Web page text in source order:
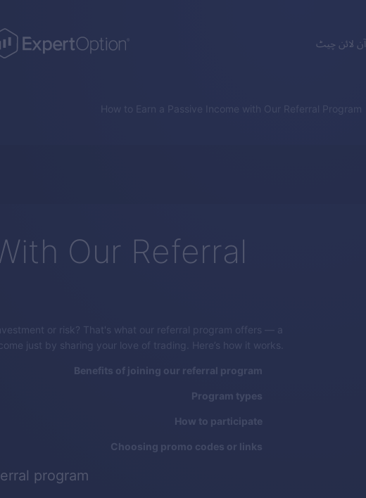
آن لائن چیٹ
How to Earn a Passive Income with Our Referral Program
Our Referral
or risk? That's what our referral program offers — a
just by sharing your love of trading. Here’s how it works.
Benefits of joining our referral program
Program types
How to participate
Choosing promo codes or links
program